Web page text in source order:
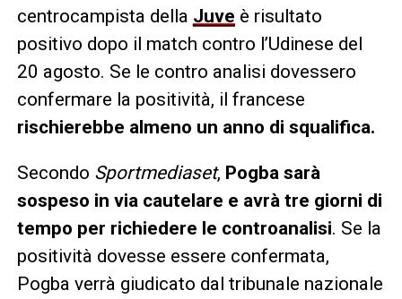
centrocampista della Juve è risultato
positivo dopo il match contro l’Udinese del
20 agosto. Se le contro analisi dovessero
confermare la positività, il francese
rischierebbe almeno un anno di squalifica.
Secondo Sportmediaset, Pogba sarà
sospeso in via cautelare e avrà tre giorni di
tempo per richiedere le controanalisi. Se la
positività dovesse essere confermata,
Pogba verrà giudicato dal tribunale nazionale